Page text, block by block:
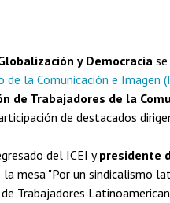
y Democracia
la Comunicación e Imagen
de Trabajadores de la
de destacados
del ICEI ypresidente
mesa "Por un sindicalismo
Trabajadores